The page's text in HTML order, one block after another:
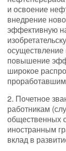
и освоение
внедрение
эффективную
повышение
широкое
2. Почетное
работникам
общественных
иностранным
вклад в